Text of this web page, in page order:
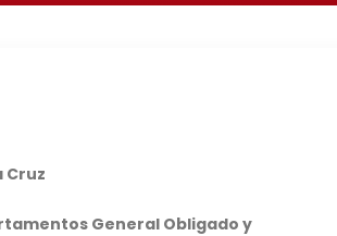
Cruz
General Obligado y